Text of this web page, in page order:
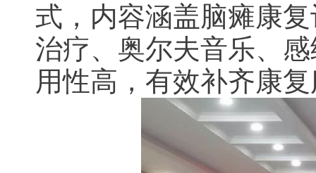
式，内容涵盖脑瘫康
治疗、奥尔夫音乐、
用性高，有效补齐康